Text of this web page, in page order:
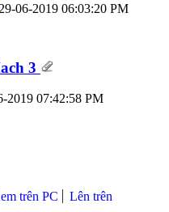
29-06-2019 06:03:20 PM
3
2019 07:42:58 PM
trên PC Lên trên